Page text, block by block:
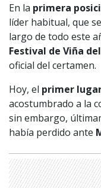
En la primera
líder habitual, que
largo de todo este
Festival de Viña
oficial del certamen.
Hoy, el primer
acostumbrado a la
sin embargo,
había perdido ante